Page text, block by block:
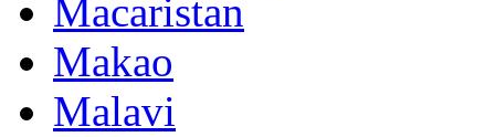
Macaristan
Makao
Malavi